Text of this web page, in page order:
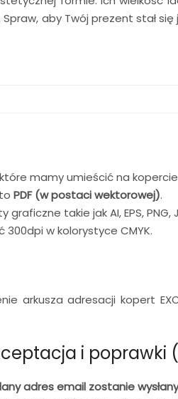
aby Twój prezent stał
mamy umieścić na
PDF (w postaci wektorowej).
takie jak AI, EPS, PNG,
w kolorystyce CMYK.
arkusza adresacji kopert
i
adres email zostanie